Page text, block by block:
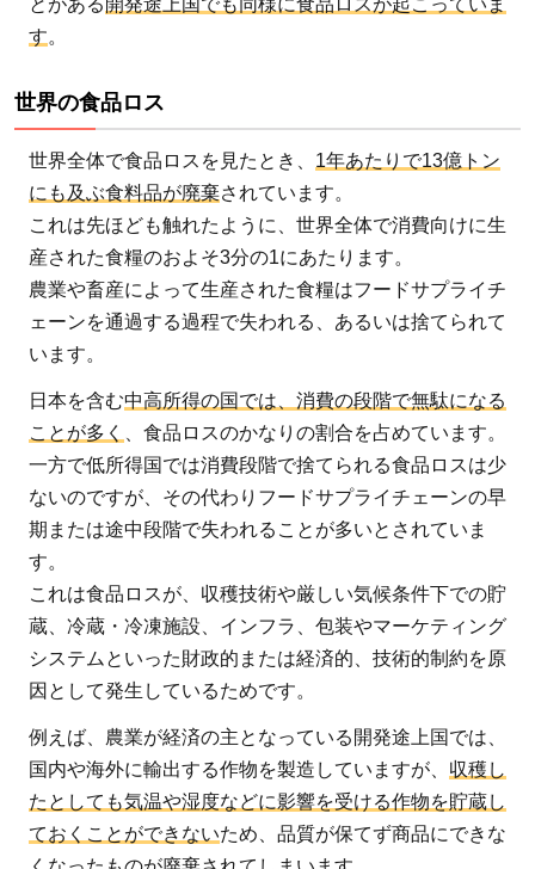
とがある 開発途上国でも同様に食品ロスが起こっていま
す。
世界の食品ロス
世界全体で食品ロスを見たとき、 1年あたりで13億トン
にも及ぶ食料品が廃棄されています。
これは先ほども触れたように、世界全体で消費向けに生
産された食糧のおよそ3分の1にあたります。
農業や畜産によって生産された食糧はフードサプライチ
ェーンを通過する過程で失われる、あるいは捨てられて
います。
日本を含む中高所得の国では、消費の段階で無駄になる
ことが多く
、食品ロスのかなりの割合を占めています。
一方で低所得国では消費段階で捨てられる食品ロスは少
ないのですが、その代わりフードサプライチェーンの早
期または途中段階で失われることが多いとされていま
す。
これは食品ロスが、収穫技術や厳しい気候条件下での貯
蔵、冷蔵・冷凍施設、インフラ、包装やマーケティング
システムといった財政的または経済的、技術的制約を原
因として発生しているためです。
例えば、農業が経済の主となっている開発途上国では、
国内や海外に輸出する作物を製造していますが、 収穫し
たとしても気温や湿度などに影響を受ける作物を貯蔵し
ておくことができないため、品質が保てず商品にできな